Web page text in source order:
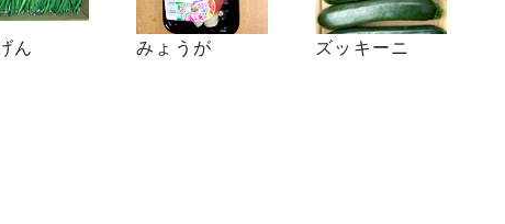
ん みょうが ズッキーニ